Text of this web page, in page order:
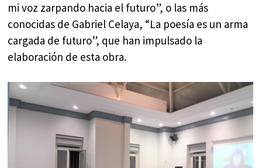
mi voz zarpando hacia el futuro”, o las más
conocidas de Gabriel Celaya, “La poesía es un arma
cargada de futuro”, que han impulsado la
elaboración de esta obra.